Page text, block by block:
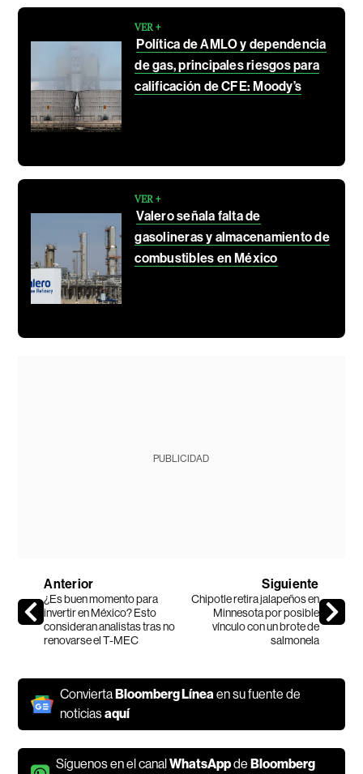
VER +
Política de AMLO y dependencia
de gas, principales riesgos para
calificación de CFE: Moody’s
VER +
Valero señala falta de
gasolineras y almacenamiento de
combustibles en México
PUBLICIDAD
Anterior
¿Es buen momento para
invertir en México? Esto
consideran analistas tras no
renovarse el T-MEC
Siguiente
Chipotle retira jalapeños en
Minnesota por posible
vínculo con un brote de
salmonela
ConviertaBloomberg Líneaen su fuente de
noticiasaquí
Síguenos en el canalWhatsAppdeBloomberg